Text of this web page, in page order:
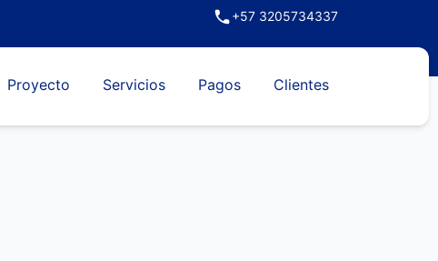
+57 3205734337
Proyecto Servicios Pagos Clientes